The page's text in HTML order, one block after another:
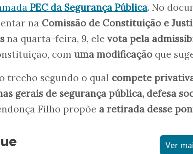
PEC da Segurança Pública. No
na Comissão de Constituição e
na quarta-feira, 9, ele vota pela
com uma modificação que
trecho segundo o qual compete
gerais de segurança pública, defesa
Filho propõe a retirada desse
Ver